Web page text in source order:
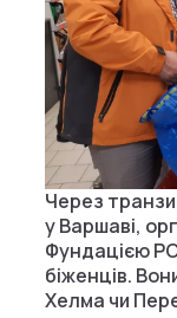
Через
у Варшаві,
Фундацією
біженців.
Хелма чи